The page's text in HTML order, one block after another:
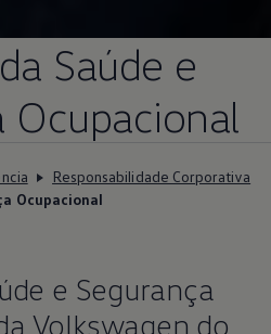
Saúde e
Ocupacional
Responsabilidade Corporativa
Ocupacional
e Segurança
Volkswagen do